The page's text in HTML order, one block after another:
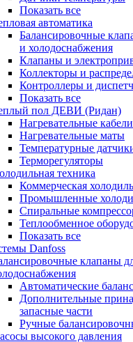
Показать все
автоматика
Балансировочные
и холодоснабжения
Клапаны и
Коллекторы и
Контроллеры и
Показать все
пол ДЕВИ (Ридан)
Нагревательные кабели
Нагревательные маты
Температурные
Терморегуляторы
техника
Коммерческая
Промышленные
Спиральные
Теплообменное
Показать все
Danfoss
клапаны
Автоматические
Дополнительные
запасные части
Ручные
высокого давления